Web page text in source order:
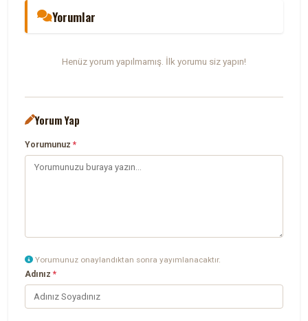
Yorumlar
Henüz yorum yapılmamış. İlk yorumu siz yapın!
Yorum Yap
Yorumunuz*
Yorumunuz onaylandıktan sonra yayımlanacaktır.
Adınız*